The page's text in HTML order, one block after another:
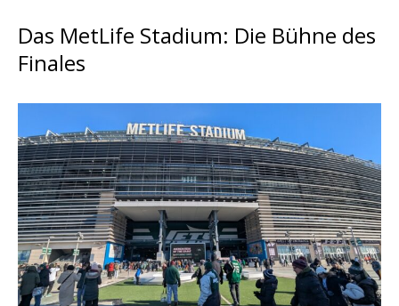
Das MetLife Stadium: Die Bühne des
Finales